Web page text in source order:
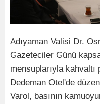
Adıyaman Valisi Dr.
Gazeteciler Günü
mensuplarıyla
Dedeman Otel'de
Varol, basının